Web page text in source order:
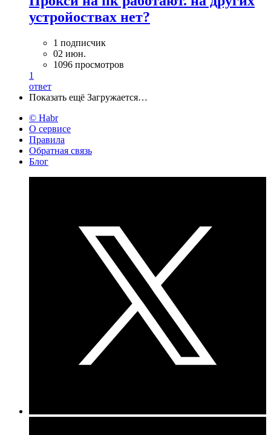
устройоствах нет?
1 подписчик
02 июн.
1096 просмотров
1
ответ
Показать ещё Загружается…
© Habr
О сервисе
Правила
Обратная связь
Блог